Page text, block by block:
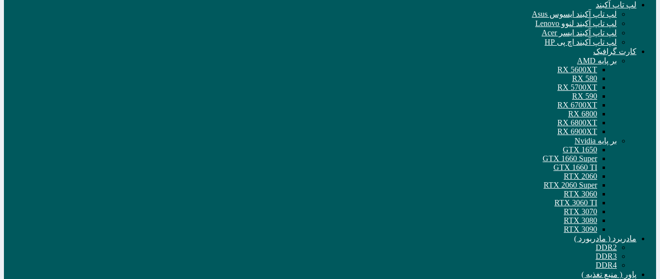
لپ تاپ آکبند
لپ تاپ آکبند ایسوس Asus
لپ تاپ آکبند لنوو Lenovo
لپ تاپ آکبند ایسر Acer
لپ تاپ آکبند اچ پی HP
کارت گرافیک
بر پایه AMD
RX 5600XT
RX 580
RX 5700XT
RX 590
RX 6700XT
RX 6800
RX 6800XT
RX 6900XT
بر پایه Nvidia
GTX 1650
GTX 1660 Super
GTX 1660 TI
RTX 2060
RTX 2060 Super
RTX 3060
RTX 3060 TI
RTX 3070
RTX 3080
RTX 3090
مادربرد ( مادربورد )
DDR2
DDR3
DDR4
پاور ( منبع تغذیه )